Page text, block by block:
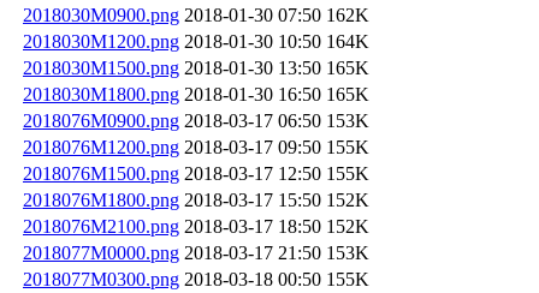
2018030M0900.png 2018-01-30 07:50 162K
2018030M1200.png 2018-01-30 10:50 164K
2018030M1500.png 2018-01-30 13:50 165K
2018030M1800.png 2018-01-30 16:50 165K
2018076M0900.png 2018-03-17 06:50 153K
2018076M1200.png 2018-03-17 09:50 155K
2018076M1500.png 2018-03-17 12:50 155K
2018076M1800.png 2018-03-17 15:50 152K
2018076M2100.png 2018-03-17 18:50 152K
2018077M0000.png 2018-03-17 21:50 153K
2018077M0300.png 2018-03-18 00:50 155K